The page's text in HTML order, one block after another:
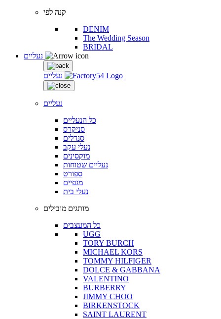
קנה לפי
DENIM
The Wedding Season
BRIDAL
נעליים
נעליים
כל הנעליים
סניקרס
סנדלים
נעלי עקב
מוקסינים
נעליים שטוחות
ספורט
מגפיים
נעלי בית
מותגים מובילים
כל המעצבים
UGG
TORY BURCH
MICHAEL KORS
TOMMY HILFIGER
DOLCE & GABBANA
VALENTINO
BURBERRY
JIMMY CHOO
BIRKENSTOCK
SAINT LAURENT